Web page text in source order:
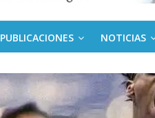
PUBLICACIONES NOTICIAS